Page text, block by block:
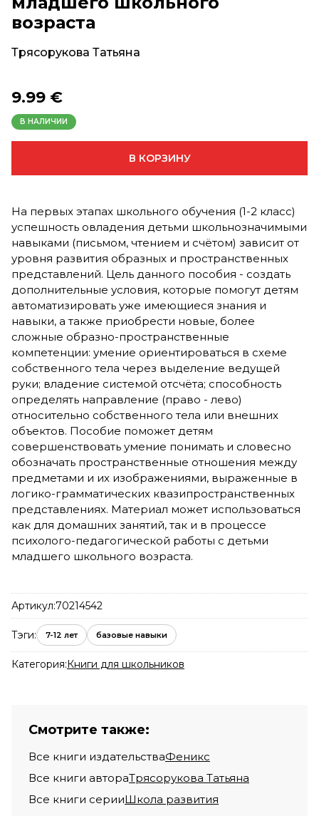
возраста
Трясорукова Татьяна
9.99 €
В НАЛИЧИИ
В КОРЗИНУ
На первых этапах школьного обучения (1-2 класс)
успешность овладения детьми школьнозначимыми
навыками (письмом, чтением и счётом) зависит от
уровня развития образных и пространственных
представлений. Цель данного пособия - создать
дополнительные условия, которые помогут детям
автоматизировать уже имеющиеся знания и
навыки, а также приобрести новые, более
сложные образно-пространственные
компетенции: умение ориентироваться в схеме
собственного тела через выделение ведущей
руки; владение системой отсчёта; способность
определять направление (право - лево)
относительно собственного тела или внешних
объектов. Пособие поможет детям
совершенствовать умение понимать и словесно
обозначать пространственные отношения между
предметами и их изображениями, выраженные в
логико-грамматических квазипространственных
представлениях. Материал может использоваться
как для домашних занятий, так и в процессе
психолого-педагогической работы с детьми
младшего школьного возраста.
Артикул:70214542
Тэги: 7-12 лет базовые навыки
Категория:Книги для школьников
Смотрите также:
Все книги издательстваФеникс
Все книги автораТрясорукова Татьяна
Все книги серииШкола развития